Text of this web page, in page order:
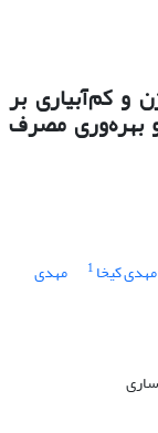
و کم‌آبیاری بر
بهره‌وری مصرف
مهدی کیخا 1 مهدی